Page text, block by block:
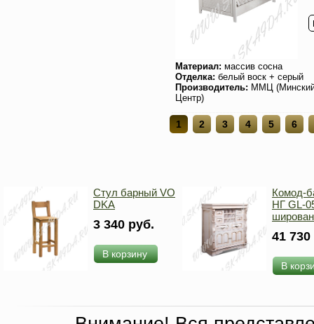
Материал: массив сосна
Отделка: белый воск + серый
Производитель: ММЦ
Центр)
1 2 3 4 5 6
Стул барный VO
DKA
3 340 руб.
В корзину
Комод-
НГ GL-
41
В